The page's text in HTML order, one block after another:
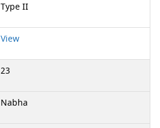
Type II
View
23
Nabha